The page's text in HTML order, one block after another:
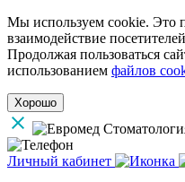
Мы используем cookie. Это
взаимодействие
Продолжая пользоваться
использованием файлов
Хорошо
Личный кабинет